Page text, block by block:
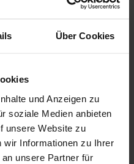
Über Cookies
und Anzeigen zu
soziale Medien anbieten
unsere Website zu
wir Informationen zu Ihrer
unsere Partner für